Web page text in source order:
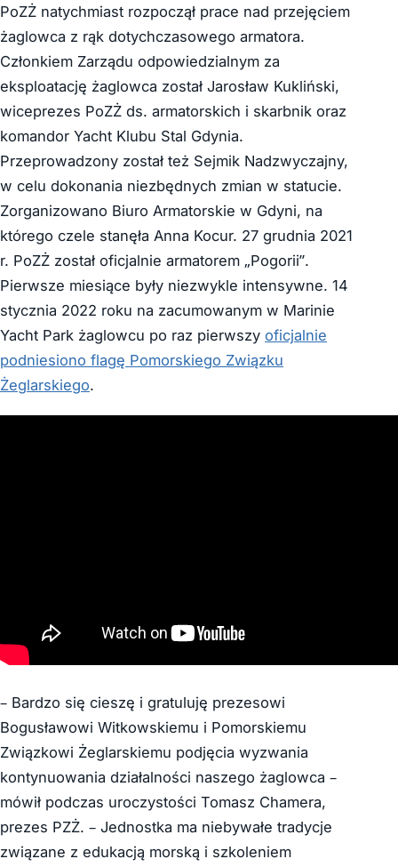
PoZŻ natychmiast rozpoczął prace nad przejęciem
żaglowca z rąk dotychczasowego armatora.
Członkiem Zarządu odpowiedzialnym za
eksploatację żaglowca został Jarosław Kukliński,
wiceprezes PoZŻ ds. armatorskich i skarbnik oraz
komandor Yacht Klubu Stal Gdynia.
Przeprowadzony został też Sejmik Nadzwyczajny,
w celu dokonania niezbędnych zmian w statucie.
Zorganizowano Biuro Armatorskie w Gdyni, na
którego czele stanęła Anna Kocur. 27 grudnia 2021
r. PoZŻ został oficjalnie armatorem „Pogorii”.
Pierwsze miesiące były niezwykle intensywne. 14
stycznia 2022 roku na zacumowanym w Marinie
Yacht Park żaglowcu po raz pierwszy oficjalnie
podniesiono flagę Pomorskiego Związku
Żeglarskiego.
– Bardzo się cieszę i gratuluję prezesowi
Bogusławowi Witkowskiemu i Pomorskiemu
Związkowi Żeglarskiemu podjęcia wyzwania
kontynuowania działalności naszego żaglowca –
mówił podczas uroczystości Tomasz Chamera,
prezes PZŻ. – Jednostka ma niebywałe tradycje
związane z edukacją morską i szkoleniem